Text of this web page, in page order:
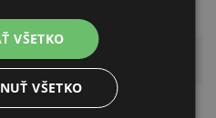
Hodnota
balkóny, terasy, okná,
VŠETKO
VŠETKO